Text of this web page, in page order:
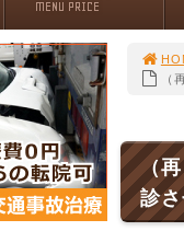
MENU PRICE
（
（
診